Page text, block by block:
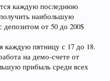
каждую последнюю
наибольшую
депозитом от 50 до 200$
каждую пятницу с 17 до 18.
на демо-счете от
прибыль среди всех